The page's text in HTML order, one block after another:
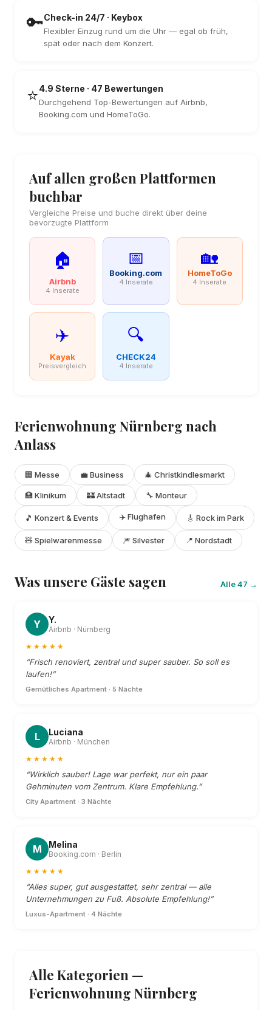
🔑Check-in 24/7 · Keybox
Flexibler Einzug rund um die Uhr — egal ob früh,
spät oder nach dem Konzert.
⭐4.9 Sterne · 47 Bewertungen
Durchgehend Top-Bewertungen auf Airbnb,
Booking.com und HomeToGo.
Auf allen großen Plattformen
buchbar
Vergleiche Preise und buche direkt über deine
bevorzugte Plattform
🏠
Airbnb
4 Inserate
📅
Booking.com
4 Inserate
🏡
HomeToGo
4 Inserate
✈️
Kayak
Preisvergleich
🔍
CHECK24
4 Inserate
Ferienwohnung Nürnberg nach
Anlass
🏢 Messe 💼 Business 🎄 Christkindlesmarkt
🏥 Klinikum 🏰 Altstadt 🔧 Monteur
🎵 Konzert & Events ✈️ Flughafen 🎸 Rock im Park
🧸 Spielwarenmesse 🎆 Silvester 📍 Nordstadt
Was unsere Gäste sagen Alle 47 →
Y Y.
Airbnb · Nürnberg
★★★★★
“Frisch renoviert, zentral und super sauber. So soll es
laufen!”
Gemütliches Apartment · 5 Nächte
L Luciana
Airbnb · München
★★★★★
“Wirklich sauber! Lage war perfekt, nur ein paar
Gehminuten vom Zentrum. Klare Empfehlung.”
City Apartment · 3 Nächte
M Melina
Booking.com · Berlin
★★★★★
“Alles super, gut ausgestattet, sehr zentral — alle
Unternehmungen zu Fuß. Absolute Empfehlung!”
Luxus-Apartment · 4 Nächte
Alle Kategorien —
Ferienwohnung Nürnberg